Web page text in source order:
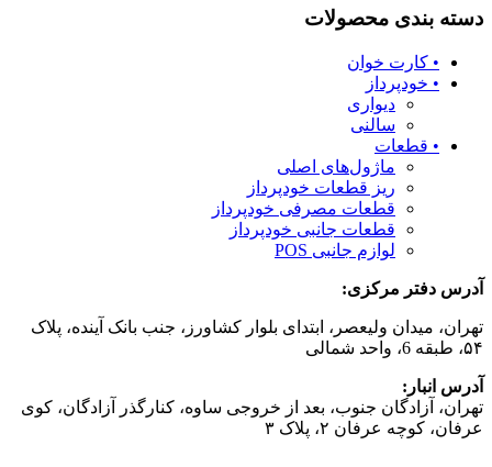
دسته بندی محصولات
• کارت خوان
• خودپرداز
دیواری
سالنی
• قطعات
ماژول‌های اصلی
ریز قطعات خودپرداز
قطعات مصرفی خودپرداز
قطعات جانبی خودپرداز
لوازم جانبی POS
آدرس دفتر مركزی:
تهران، میدان ولیعصر، ابتدای بلوار کشاورز، جنب بانک آینده، پلاک
۵۴، طبقه 6، واحد شمالی
آدرس انبار:
تهران، آزادگان جنوب، بعد از خروجی ساوه، کنارگذر آزادگان، کوی
عرفان، کوچه عرفان ۲، پلاک ۳